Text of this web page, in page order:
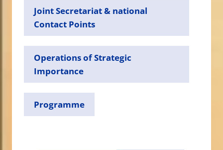
Joint Secretariat & national
Contact Points
Operations of Strategic
Importance
Programme